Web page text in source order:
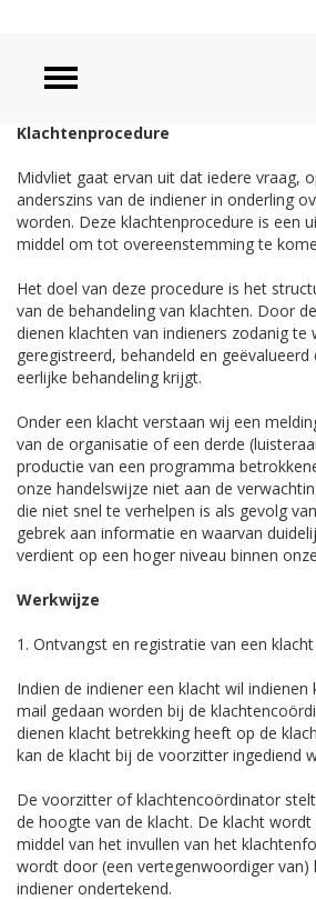
Klachtenprocedure
Midvliet gaat ervan uit dat iedere vraag,
anderszins van de indiener in onderling
worden. Deze klachtenprocedure is een
middel om tot overeenstemming te
Het doel van deze procedure is het
van de behandeling van klachten. Door
dienen klachten van indieners zodanig te
geregistreerd, behandeld en geëvalueerd
eerlijke behandeling krijgt.
Onder een klacht verstaan wij een
van de organisatie of een derde
productie van een programma
onze handelswijze niet aan de
die niet snel te verhelpen is als gevolg
gebrek aan informatie en waarvan
verdient op een hoger niveau binnen
Werkwijze
1. Ontvangst en registratie van een klacht
Indien de indiener een klacht wil
mail gedaan worden bij de
dienen klacht betrekking heeft op de
kan de klacht bij de voorzitter ingediend
De voorzitter of klachtencoördinator
de hoogte van de klacht. De klacht
middel van het invullen van het
wordt door (een vertegenwoordiger van)
indiener ondertekend.